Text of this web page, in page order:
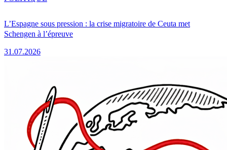
L’Espagne sous pression : la crise migratoire de Ceuta met
Schengen à l’épreuve
31.07.2026